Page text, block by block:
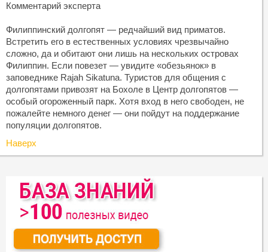
Комментарий эксперта
Филиппинский долгопят — редчайший вид приматов.
Встретить его в естественных условиях чрезвычайно
сложно, да и обитают они лишь на нескольких островах
Филиппин. Если повезет — увидите «обезьянок» в
заповеднике Rajah Sikatuna. Туристов для общения с
долгопятами привозят на Бохоле в Центр долгопятов —
особый огороженный парк. Хотя вход в него свободен, не
пожалейте немного денег — они пойдут на поддержание
популяции долгопятов.
Наверх